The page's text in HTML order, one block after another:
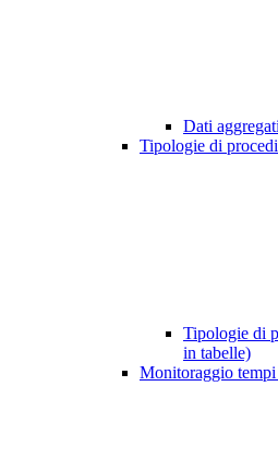
Dati
Tipologie di
Tipologie di
in tabelle)
Monitoraggio